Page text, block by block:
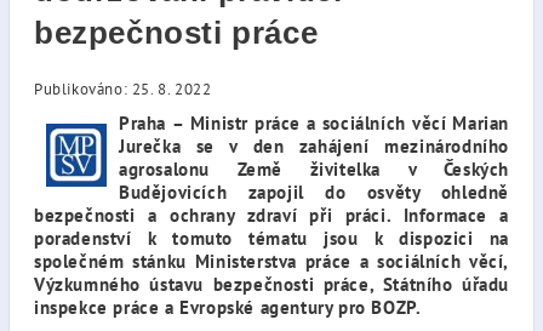
bezpečnosti práce
Publikováno: 25. 8. 2022
Praha – Ministr práce a sociálních věcí Marian
Jurečka se v den zahájení mezinárodního
agrosalonu Země živitelka v Českých
Budějovicích zapojil do osvěty ohledně
bezpečnosti a ochrany zdraví při práci. Informace a
poradenství k tomuto tématu jsou k dispozici na
společném stánku Ministerstva práce a sociálních věcí,
Výzkumného ústavu bezpečnosti práce, Státního úřadu
inspekce práce a Evropské agentury pro BOZP.